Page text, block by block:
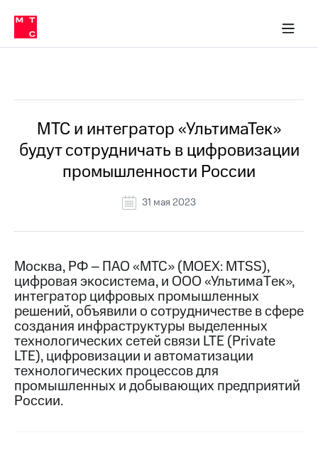
Медиа-центр
и акционерам
Устойчивое развитие
Комплаенс и деловая этика
компании
Карьера
История
компании
Руководство
информация
Контакты
Медиа-центр
Пресс-
релизы
МТС
о технологиях
Достижения
Интервью
в МТС
Пресс-
релизы
МТС
о технологиях
МТС и интегратор «УльтимаТек»
будут сотрудничать в цифровизации
промышленности России
31 мая 2023
Москва, РФ – ПАО «МТС» (MOEX: MTSS),
цифровая экосистема, и ООО «УльтимаTек»,
интегратор цифровых промышленных
решений, объявили о сотрудничестве в сфере
создания инфраструктуры выделенных
технологических сетей связи LTE (Private
LTE), цифровизации и автоматизации
технологических процессов для
промышленных и добывающих предприятий
России.